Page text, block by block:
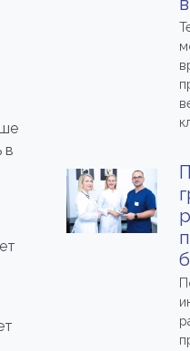
в